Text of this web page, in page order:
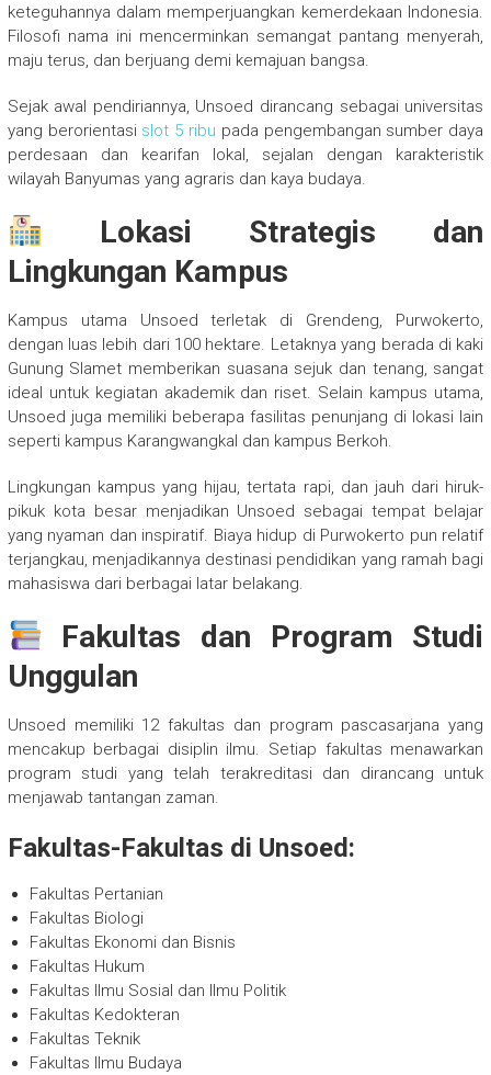
keteguhannya dalam memperjuangkan kemerdekaan Indonesia.
Filosofi nama ini mencerminkan semangat pantang menyerah,
maju terus, dan berjuang demi kemajuan bangsa.
Sejak awal pendiriannya, Unsoed dirancang sebagai universitas
yang berorientasi slot 5 ribu pada pengembangan sumber daya
perdesaan dan kearifan lokal, sejalan dengan karakteristik
wilayah Banyumas yang agraris dan kaya budaya.
Lokasi Strategis dan
Lingkungan Kampus
Kampus utama Unsoed terletak di Grendeng, Purwokerto,
dengan luas lebih dari 100 hektare. Letaknya yang berada di kaki
Gunung Slamet memberikan suasana sejuk dan tenang, sangat
ideal untuk kegiatan akademik dan riset. Selain kampus utama,
Unsoed juga memiliki beberapa fasilitas penunjang di lokasi lain
seperti kampus Karangwangkal dan kampus Berkoh.
Lingkungan kampus yang hijau, tertata rapi, dan jauh dari hiruk-
pikuk kota besar menjadikan Unsoed sebagai tempat belajar
yang nyaman dan inspiratif. Biaya hidup di Purwokerto pun relatif
terjangkau, menjadikannya destinasi pendidikan yang ramah bagi
mahasiswa dari berbagai latar belakang.
Fakultas dan Program Studi
Unggulan
Unsoed memiliki 12 fakultas dan program pascasarjana yang
mencakup berbagai disiplin ilmu. Setiap fakultas menawarkan
program studi yang telah terakreditasi dan dirancang untuk
menjawab tantangan zaman.
Fakultas-Fakultas di Unsoed:
Fakultas Pertanian
Fakultas Biologi
Fakultas Ekonomi dan Bisnis
Fakultas Hukum
Fakultas Ilmu Sosial dan Ilmu Politik
Fakultas Kedokteran
Fakultas Teknik
Fakultas Ilmu Budaya